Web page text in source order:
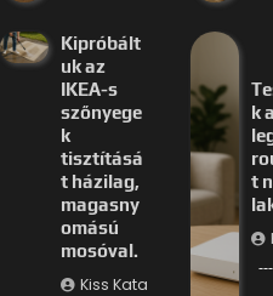
Kipróbált
uk az
IKEA-s
szőnyege
k
tisztításá
t házilag,
magasny
omású
mosóval.
Kiss Kata
k a
t